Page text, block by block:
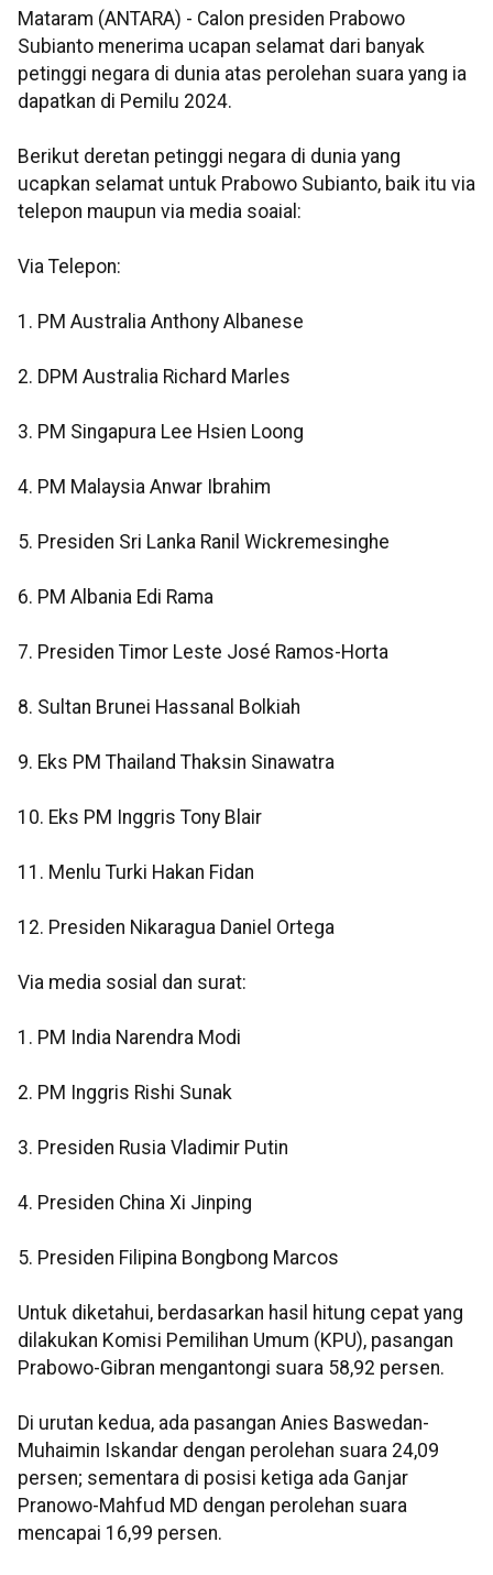
Mataram (ANTARA) - Calon presiden Prabowo
Subianto menerima ucapan selamat dari banyak
petinggi negara di dunia atas perolehan suara yang ia
dapatkan di Pemilu 2024.
Berikut deretan petinggi negara di dunia yang
ucapkan selamat untuk Prabowo Subianto, baik itu via
telepon maupun via media soaial:
Via Telepon:
1. PM Australia Anthony Albanese
2. DPM Australia Richard Marles
3. PM Singapura Lee Hsien Loong
4. PM Malaysia Anwar Ibrahim
5. Presiden Sri Lanka Ranil Wickremesinghe
6. PM Albania Edi Rama
7. Presiden Timor Leste José Ramos-Horta
8. Sultan Brunei Hassanal Bolkiah
9. Eks PM Thailand Thaksin Sinawatra
10. Eks PM Inggris Tony Blair
11. Menlu Turki Hakan Fidan
12. Presiden Nikaragua Daniel Ortega
Via media sosial dan surat:
1. PM India Narendra Modi
2. PM Inggris Rishi Sunak
3. Presiden Rusia Vladimir Putin
4. Presiden China Xi Jinping
5. Presiden Filipina Bongbong Marcos
Untuk diketahui, berdasarkan hasil hitung cepat yang
dilakukan Komisi Pemilihan Umum (KPU), pasangan
Prabowo-Gibran mengantongi suara 58,92 persen.
Di urutan kedua, ada pasangan Anies Baswedan-
Muhaimin Iskandar dengan perolehan suara 24,09
persen; sementara di posisi ketiga ada Ganjar
Pranowo-Mahfud MD dengan perolehan suara
mencapai 16,99 persen.